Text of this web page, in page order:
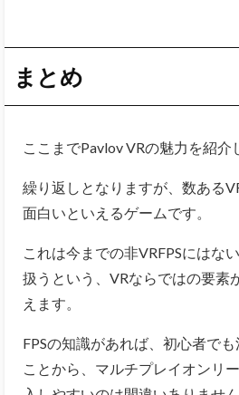
まとめ
ここまでPavlov VRの魅力を紹介
繰り返しとなりますが、数ある
面白いといえるゲームです。
これは今までの非VRFPSにはな
扱うという、VRならではの要素
えます。
FPSの知識があれば、初心者で
ことから、マルチプレイオンリ